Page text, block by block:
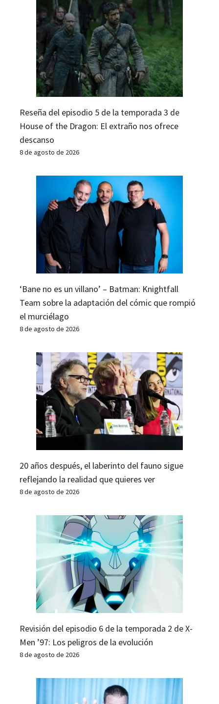
Reseña del episodio 5 de la temporada 3 de
House of the Dragon: El extraño nos ofrece
descanso
8 de agosto de 2026
‘Bane no es un villano’ – Batman: Knightfall
Team sobre la adaptación del cómic que rompió
el murciélago
8 de agosto de 2026
20 años después, el laberinto del fauno sigue
reflejando la realidad que quieres ver
8 de agosto de 2026
Revisión del episodio 6 de la temporada 2 de X-
Men ’97: Los peligros de la evolución
8 de agosto de 2026